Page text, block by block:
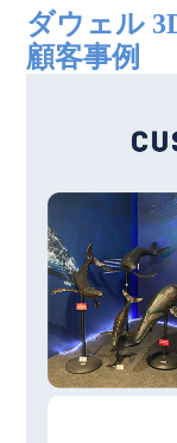
ダウェル
顧客事例